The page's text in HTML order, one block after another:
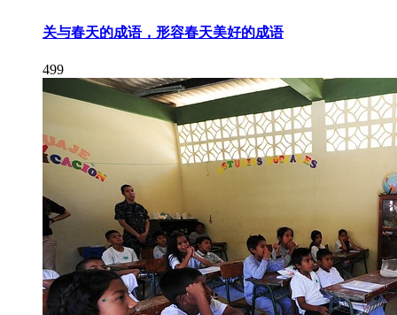
关与春天的成语，形容春天美好的成语
499